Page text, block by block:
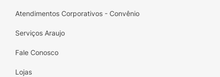
Atendimentos Corporativos - Convênio
Serviços Araujo
Fale Conosco
Lojas